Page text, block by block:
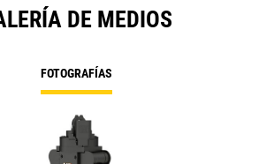
DE MEDIOS
FOTOGRAFÍAS